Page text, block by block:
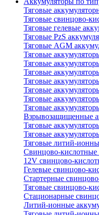
Тяговые
Тяговые свинцово-
Тяговые гелевые
Тяговые PzS
Тяговые AGM
Тяговые
Тяговые
Тяговые
Тяговые
Тяговые
Тяговые
Тяговые
Взрывозащищенные
Тяговые
Тяговые
Тяговые литий-
Свинцово-кислотные
12V свинцово-
Гелевые свинцово-
Стартерные
Тяговые свинцово-
Стационарные
Литий-ионные